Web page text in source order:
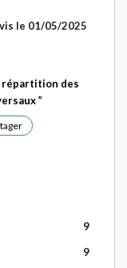
le 01/05/2025
des
9
9